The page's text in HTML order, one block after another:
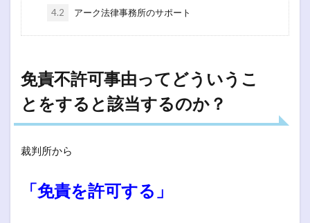
4.2 アーク法律事務所のサポート
免責不許可事由ってどういうこ
とをすると該当するのか？
裁判所から
「免責を許可する」